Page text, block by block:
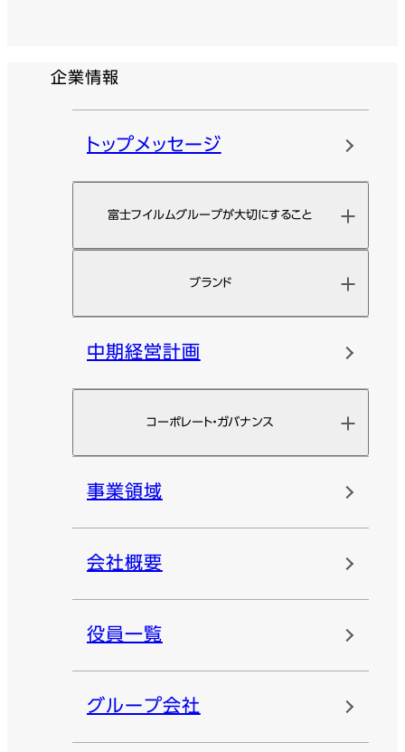
企業情報
トップメッセージ
富士フイルムグループが大切にすること
ブランド
中期経営計画
コーポレート・ガバナンス
事業領域
会社概要
役員一覧
グループ会社